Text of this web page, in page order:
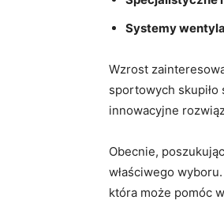
Systemy
Wzrost
sportowych
innowacyjne
Obecnie,
właściwego
która może pomóc